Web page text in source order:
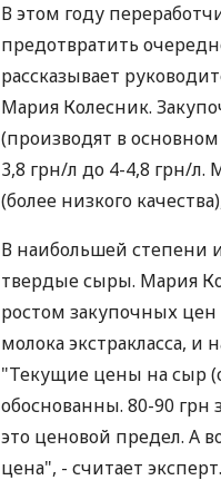
В этом году
предотвратить
рассказывает
Мария Колесник.
(производят в
3,8 грн/л до 4-4,8 грн/
(более низкого
В наибольшей степени
твердые сыры. Мария
ростом закупочных
молока экстракласса, и
"Текущие цены на сыр
обоснованны. 80-90 грн
это ценовой предел. А
цена", - считает эксперт.